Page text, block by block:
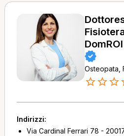
DomROI
Osteopata,
Indirizzi:
Via Cardinal Ferrari 78 -